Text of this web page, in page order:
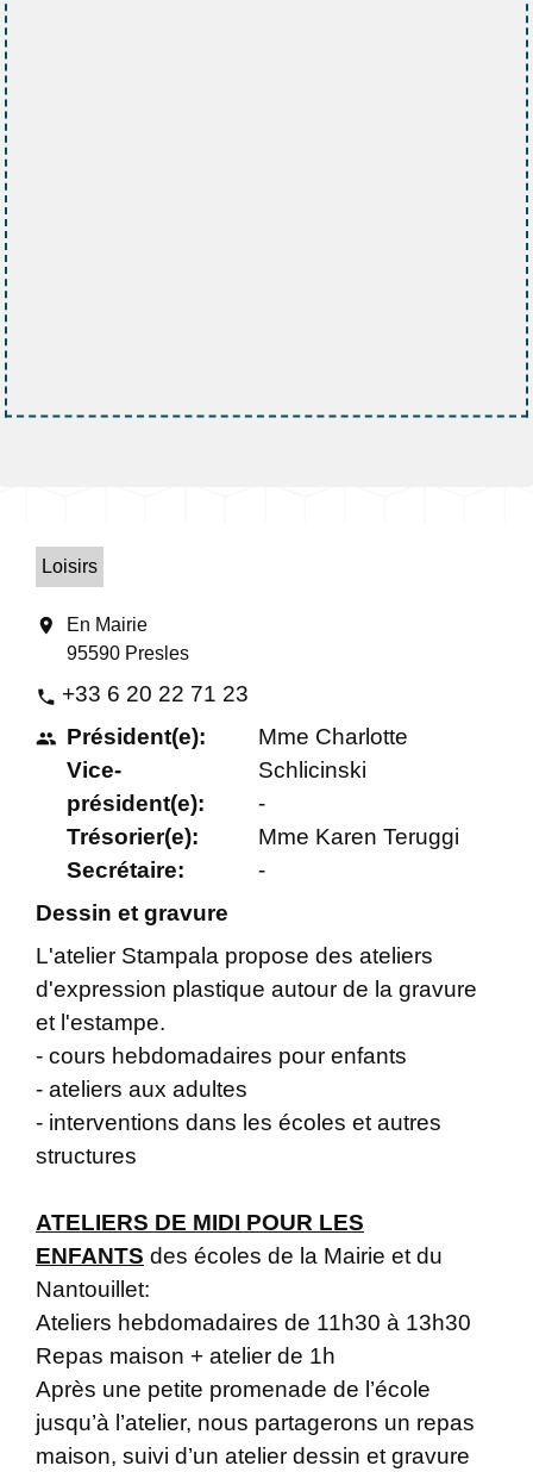
Loisirs
location_on
En Mairie
95590 Presles
phone +33 6 20 22 71 23
people Président(e):
Vice-
président(e):
Trésorier(e):
Secrétaire:
Mme Charlotte
Schlicinski
-
Mme Karen Teruggi
-
Dessin et gravure
L'atelier Stampala propose des ateliers
d'expression plastique autour de la gravure
et l'estampe.
- cours hebdomadaires pour enfants
- ateliers aux adultes
- interventions dans les écoles et autres
structures
ATELIERS DE MIDI POUR LES
ENFANTS des écoles de la Mairie et du
Nantouillet:
Ateliers hebdomadaires de 11h30 à 13h30
Repas maison + atelier de 1h
Après une petite promenade de l’école
jusqu’à l’atelier, nous partagerons un repas
maison, suivi d’un atelier dessin et gravure